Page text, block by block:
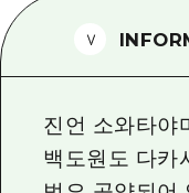
2박
사
진언 소와타야
백도원도 다카